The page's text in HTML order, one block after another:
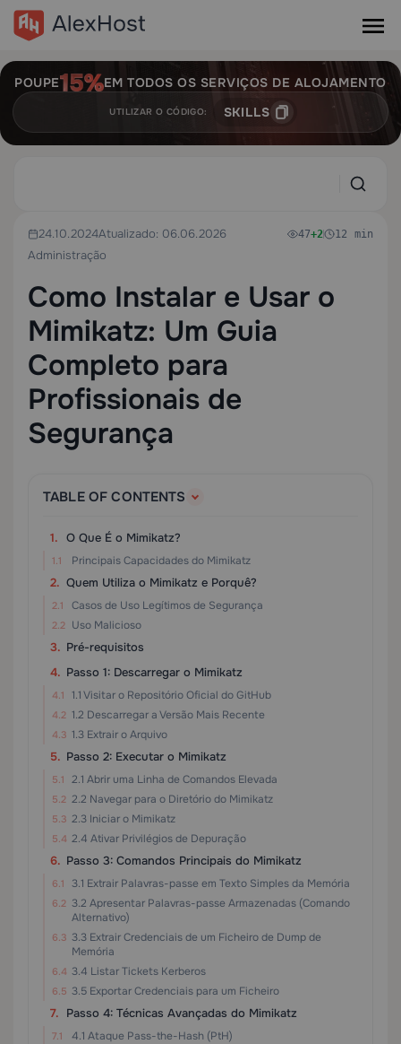
POUPE EM TODOS OS SERVIÇOS DE ALOJAMENTO
UTILIZAR O CÓDIGO: SKILLS
24.10.2024Atualizado: 06.06.2026
Administração
47+2 12 min
Como Instalar e Usar o
Mimikatz: Um Guia
Completo para
Profissionais de
Segurança
TABLE OF CONTENTS
O Que É o Mimikatz?
Principais Capacidades do Mimikatz
Quem Utiliza o Mimikatz e Porquê?
Casos de Uso Legítimos de Segurança
Uso Malicioso
Pré-requisitos
Passo 1: Descarregar o Mimikatz
1.1 Visitar o Repositório Oficial do GitHub
1.2 Descarregar a Versão Mais Recente
1.3 Extrair o Arquivo
Passo 2: Executar o Mimikatz
2.1 Abrir uma Linha de Comandos Elevada
2.2 Navegar para o Diretório do Mimikatz
2.3 Iniciar o Mimikatz
2.4 Ativar Privilégios de Depuração
Passo 3: Comandos Principais do Mimikatz
3.1 Extrair Palavras-passe em Texto Simples da Memória
3.2 Apresentar Palavras-passe Armazenadas (Comando
Alternativo)
3.3 Extrair Credenciais de um Ficheiro de Dump de
Memória
3.4 Listar Tickets Kerberos
3.5 Exportar Credenciais para um Ficheiro
Passo 4: Técnicas Avançadas do Mimikatz
4.1 Ataque Pass-the-Hash (PtH)